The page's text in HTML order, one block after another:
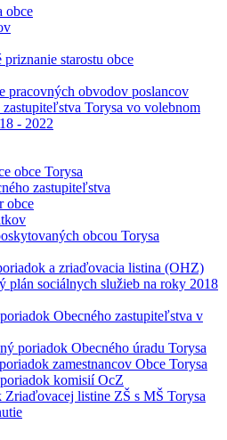
obce
starostu obce
pracovných obvodov poslancov
zastupiteľstva Torysa vo volebnom
- 2022
obce Torysa
zastupiteľstva
obce
obcou Torysa
a zriaďovacia listina (OHZ)
plán sociálnych služieb na roky 2018
Obecného zastupiteľstva v
poriadok Obecného úradu Torysa
zamestnancov Obce Torysa
komisií OcZ
Zriaďovacej listine ZŠ s MŠ Torysa